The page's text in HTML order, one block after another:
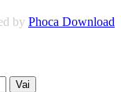
by Phoca Download
Vai